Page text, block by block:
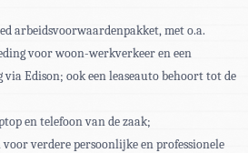
arbeidsvoorwaardenpakket, met o.a.
voor woon-werkverkeer en een
via Edison; ook een leaseauto behoort tot de
en telefoon van de zaak;
verdere persoonlijke en professionele